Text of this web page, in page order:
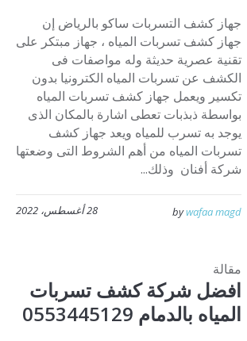
جهاز كشف التسربات ساكو بالرياض إن
جهاز كشف تسربات المياه ، جهاز مبتكر على
تقنية عصرية حديثة وله مواصفات فى
الكشف عن تسربات المياه الكترونيا بدون
تكسير ويعمل جهاز كشف تسربات المياه
بواسطة ذبذبات تعطى اشارة بالمكان الذى
يوجد به تسرب للمياه ويعد جهاز كشف
تسربات المياه من أهم الشروط التى وضعتها
شركة أفنان وذلك...
28 أغسطس، 2022 bywafaa magd
مقالة
افضل شركة كشف تسربات
المياه بالدمام 0553445129